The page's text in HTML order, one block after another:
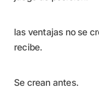
las ventajas no se
recibe.
Se crean antes.